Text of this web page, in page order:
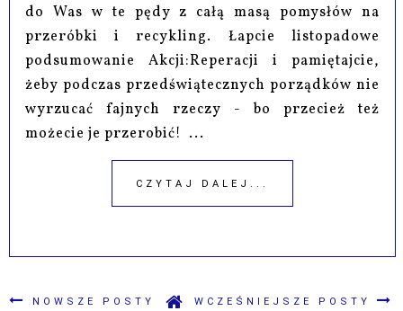
do Was w te pędy z całą masą pomysłów na
przeróbki i recykling. Łapcie listopadowe
podsumowanie Akcji:Reperacji i pamiętajcie,
żeby podczas przedświątecznych porządków nie
wyrzucać fajnych rzeczy - bo przecież też
możecie je przerobić! ...
CZYTAJ DALEJ...
NOWSZE POSTY WCZEŚNIEJSZE POSTY